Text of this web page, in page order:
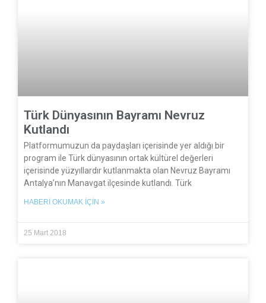
Türk Dünyasının Bayramı Nevruz
Kutlandı
Platformumuzun da paydaşları içerisinde yer aldığı bir
program ile Türk dünyasının ortak kültürel değerleri
içerisinde yüzyıllardır kutlanmakta olan Nevruz Bayramı
Antalya’nın Manavgat ilçesinde kutlandı. Türk
HABERI OKUMAK İÇIN »
25 Mart 2018